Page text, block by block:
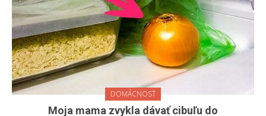
DOMÁCNOSŤ
Moja mama zvykla dávať cibuľu do